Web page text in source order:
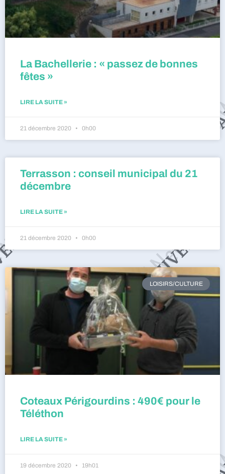
La Bachellerie : « passez de bonnes
fêtes »
LIRE LA SUITE »
21 décembre 2020 0h00
Terrasson : conseil municipal du 21
décembre
LIRE LA SUITE »
21 décembre 2020 0h00
LOISIRS/CULTURE
Coteaux Périgourdins : 490€ pour le
Téléthon
LIRE LA SUITE »
19 décembre 2020 19h01